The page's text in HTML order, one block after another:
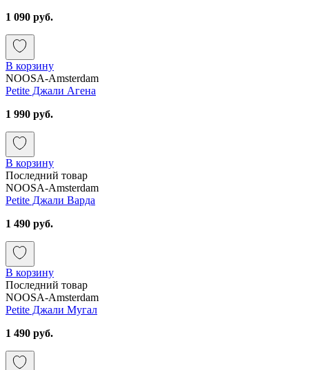
1 090 руб.
В корзину
NOOSA-Amsterdam
Petite Джали Агена
1 990 руб.
В корзину
Последний товар
NOOSA-Amsterdam
Petite Джали Варда
1 490 руб.
В корзину
Последний товар
NOOSA-Amsterdam
Petite Джали Мугал
1 490 руб.